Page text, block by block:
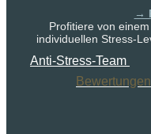
→
Profitiere von
individuellen Stress-
Anti-Stress-Team